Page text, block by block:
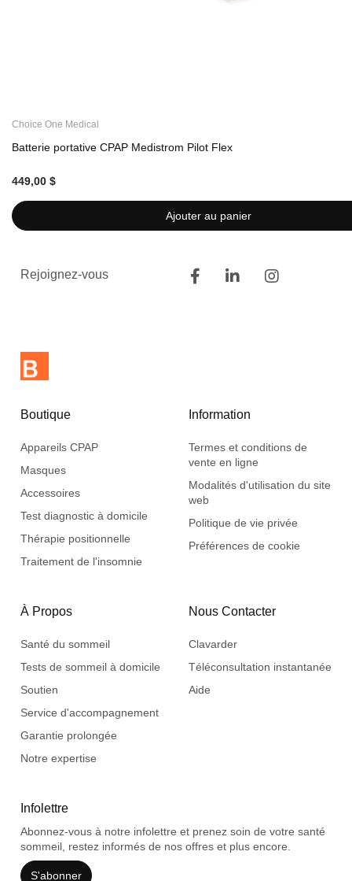
Ajouter au panier
Choice One Medical
Batterie portative CPAP Medistrom Pilot Flex
449,00 $
Rejoignez-vous
Boutique
Appareils CPAP
Masques
Accessoires
Test diagnostic à domicile
Thérapie positionnelle
Traitement de l'insomnie
Information
Termes et conditions de
vente en ligne
Modalités d'utilisation du site
web
Politique de vie privée
Préférences de cookie
À Propos
Santé du sommeil
Tests de sommeil à domicile
Soutien
Service d'accompagnement
Garantie prolongée
Notre expertise
Nous Contacter
Clavarder
Téléconsultation instantanée
Aide
Infolettre
Abonnez-vous à notre infolettre et prenez soin de votre santé
sommeil, restez informés de nos offres et plus encore.
S'abonner